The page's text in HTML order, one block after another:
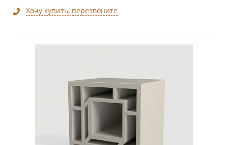
Хочу купить, перезвоните